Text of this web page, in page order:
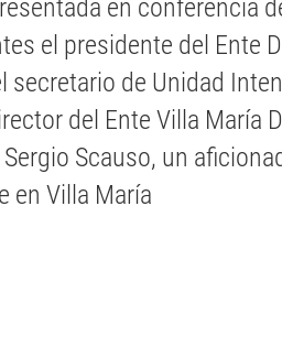
en conferencia
el presidente del Ente
secretario de Unidad
del Ente Villa María
Sergio Scauso, un
en Villa María